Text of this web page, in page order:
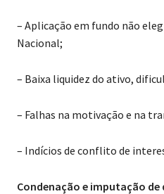
– Aplicação em fundo não
Nacional;
– Baixa liquidez do ativo,
– Falhas na motivação e na
– Indícios de conflito de
Condenação e imputação de